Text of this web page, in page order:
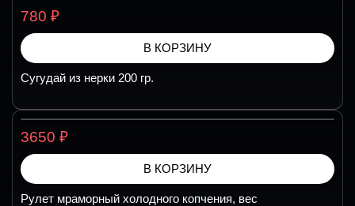
780 ₽
В КОРЗИНУ
Сугудай из нерки 200 гр.
3650 ₽
В КОРЗИНУ
Рулет мраморный холодного копчения, вес